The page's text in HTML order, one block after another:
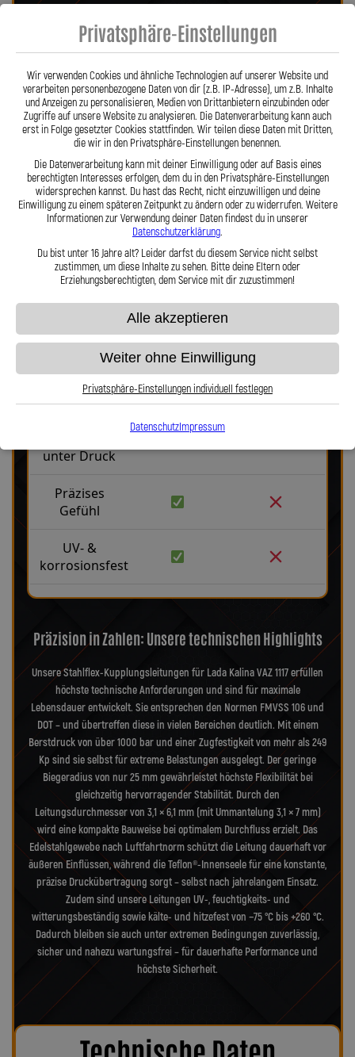
Stahlflex vs. Gummi
Stahlflex
Robust &
langlebig
unter Druck
Präzises
Gefühl
UV- &
korrosionsfest
Kosten und sorgt langfristig für ein sicheres Fahrgefühl. Unsere
verdrehbaren, ausjustierbaren Anschlüsse ermöglichen eine drallfreie,
Stahlflex-Kit – jede Leitung wird millimetergenau und individuell
gefertigt. Mit den Stahlflex-Kupplungsleitungen der Lothar Spiegler
Kfz-Leitungen GmbH entscheiden Sie sich für echte deutsche Qualität,
höchste Sicherheit und ein Produkt, das in Präzision und Haltbarkeit
überzeugt.Hier zu unserem Video „Stahlflex vs. Gummi“
Präzision in Zahlen: Unsere technischen Highlights
Unsere Stahlflex-Kupplungsleitungen für Lada Kalina VAZ 1117 erfüllen
höchste technische Anforderungen und sind für maximale
Lebensdauer entwickelt. Sie entsprechen den Normen FMVSS 106 und
DOT – und übertreffen diese in vielen Bereichen deutlich. Mit einem
Berstdruck von über 1000 bar und einer Zugfestigkeit von mehr als 249
Kp sind sie selbst für extreme Belastungen ausgelegt. Der geringe
Biegeradius von nur 25 mm gewährleistet höchste Flexibilität bei
gleichzeitig hervorragender Stabilität. Durch den
Leitungsdurchmesser von 3,1 × 6,1 mm (mit Ummantelung 3,1 × 7 mm)
wird eine kompakte Bauweise bei optimalem Durchfluss erzielt. Das
Edelstahlgewebe nach Luftfahrtnorm schützt die Leitung dauerhaft vor
äußeren Einflüssen, während die Teflon®-Innenseele für eine konstante,
präzise Druckübertragung sorgt – selbst nach jahrelangem Einsatz.
Zudem sind unsere Leitungen UV-, feuchtigkeits- und
witterungsbeständig sowie kälte- und hitzefest von −75 °C bis +260 °C.
Dadurch bleiben sie auch unter extremen Bedingungen zuverlässig,
sicher und nahezu wartungsfrei – für dauerhafte Performance und
höchste Sicherheit.
Privatsphäre-Einstellungen
Wir verwenden Cookies und ähnliche Technologien auf unserer Website und
verarbeiten personenbezogene Daten von dir (z.B. IP-Adresse), um z.B. Inhalte
und Anzeigen zu personalisieren, Medien von Drittanbietern einzubinden oder
Zugriffe auf unsere Website zu analysieren. Die Datenverarbeitung kann auch
erst in Folge gesetzter Cookies stattfinden. Wir teilen diese Daten mit Dritten,
die wir in den Privatsphäre-Einstellungen benennen.
Die Datenverarbeitung kann mit deiner Einwilligung oder auf Basis eines
berechtigten Interesses erfolgen, dem du in den Privatsphäre-Einstellungen
widersprechen kannst. Du hast das Recht, nicht einzuwilligen und deine
Einwilligung zu einem späteren Zeitpunkt zu ändern oder zu widerrufen. Weitere
Informationen zur Verwendung deiner Daten findest du in unserer
Datenschutzerklärung.
Du bist unter 16 Jahre alt? Leider darfst du diesem Service nicht selbst
zustimmen, um diese Inhalte zu sehen. Bitte deine Eltern oder
Erziehungsberechtigten, dem Service mit dir zuzustimmen!
Alle akzeptieren
Weiter ohne Einwilligung
Privatsphäre-Einstellungen individuell festlegen
DatenschutzImpressum